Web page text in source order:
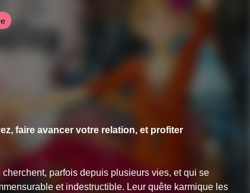
médiumniques privées, des voyages spirituels aux quatre
et des enseignements spirituels.
en lien étroit avec les êtres de lumière et les hauts maîtres
l'évolution et la guérison de l'âme et de l'être, le karma, les
les soins et lectures d'âme, et également sur l'ascension
faire avancer votre relation, et profiter
parfois depuis plusieurs vies, et qui se
et indestructible. Leur quête karmique les